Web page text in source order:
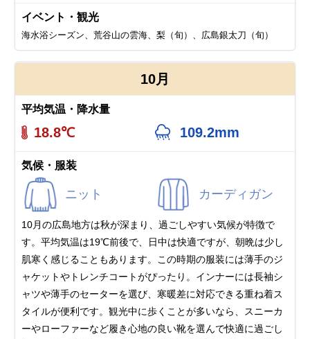
イベント・観光
海水浴シーズン、荒谷山の雲海、梨（旬）、広島銀太刀（旬）
10月
平均気温・降水量
18.8℃ 109.2mm
気候・服装
ニット カーディガン
10月の広島地方は秋が深まり、過ごしやすい気候が特徴で
す。平均気温は19℃前後で、日中は快適ですが、朝晩は少し
肌寒く感じることもあります。この時期の服装には薄手のジ
ャケットやトレンチコートがぴったり。インナーには長袖シ
ャツや薄手のセーターを選び、寒暖差に対応できる重ね着ス
タイルが便利です。観光中に歩くことが多いなら、スニーカ
ーやローファーなど履き心地の良い靴を選んで快適に過ごし